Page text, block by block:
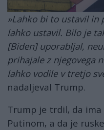
»Lahko bi to ustavil in
lahko ustavil. Bilo je
[Biden] uporabljal,
prihajale z njegovega
lahko vodile v tretjo
nadaljeval Trump.
Trump je trdil, da ima
Putinom, a da je